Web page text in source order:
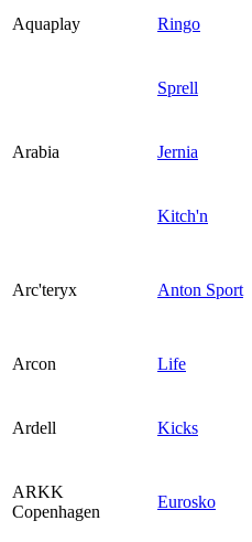
Aquaplay Ringo
Sprell
Arabia Jernia
Kitch'n
Arc'teryx Anton Sport
Arcon Life
Ardell Kicks
ARKK
Copenhagen
Eurosko